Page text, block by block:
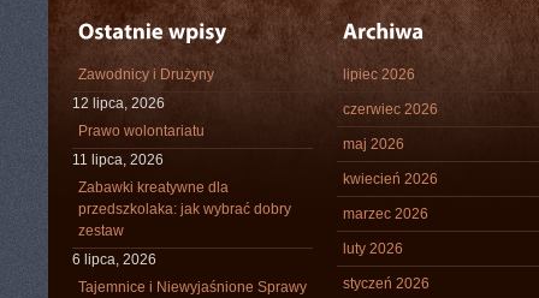
Zawodnicy i Drużyny
12 lipca, 2026
Prawo wolontariatu
11 lipca, 2026
Zabawki kreatywne dla
przedszkolaka: jak wybrać dobry
zestaw
6 lipca, 2026
Tajemnice i Niewyjaśnione Sprawy
lipiec 2026
czerwiec 2026
maj 2026
kwiecień 2026
marzec 2026
luty 2026
styczeń 2026